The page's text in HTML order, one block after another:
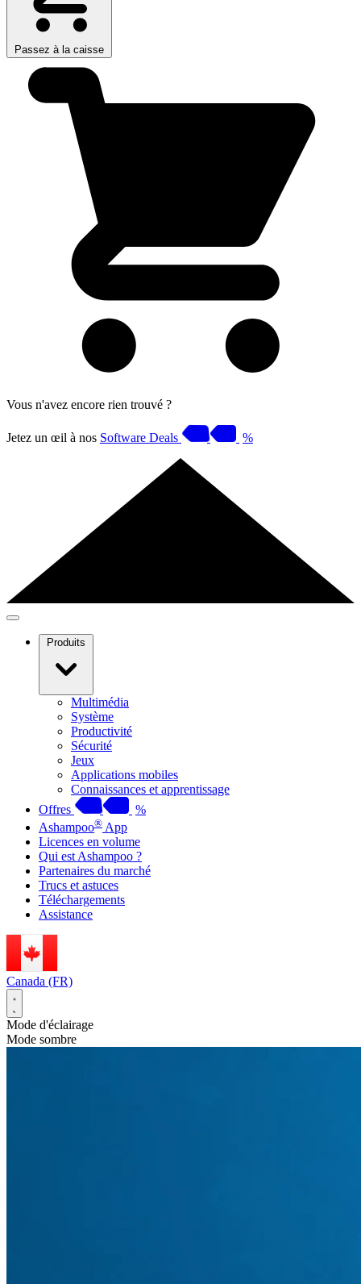
Passez à la caisse
Vous n'avez encore rien trouvé ?
Jetez un œil à nos Software Deals %
Produits
Multimédia
Système
Productivité
Sécurité
Jeux
Applications mobiles
Connaissances et apprentissage
Offres
%
Ashampoo® App
Licences en volume
Qui est Ashampoo ?
Partenaires du marché
Trucs et astuces
Téléchargements
Assistance
Canada (FR)
Mode d'éclairage
Mode sombre